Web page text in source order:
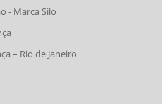
- Marca Silo
– Rio de Janeiro